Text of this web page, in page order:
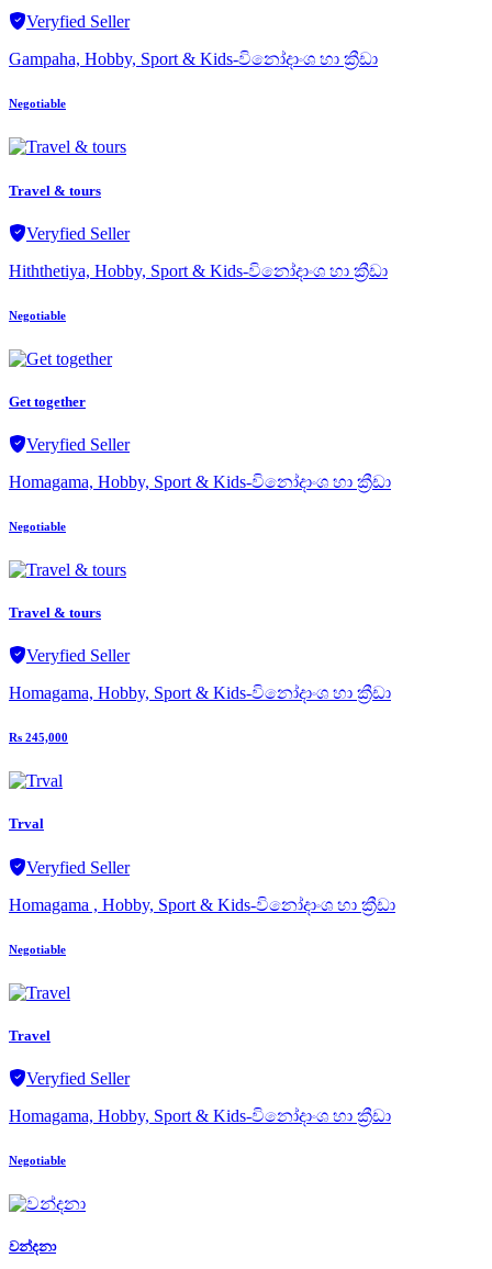
Veryfied Seller
Gampaha, Hobby, Sport & Kids-විනෝදාංශ හා ක්‍රීඩා
Negotiable
Travel & tours
Veryfied Seller
Hiththetiya, Hobby, Sport & Kids-විනෝදාංශ හා ක්‍රීඩා
Negotiable
Get together
Veryfied Seller
Homagama, Hobby, Sport & Kids-විනෝදාංශ හා ක්‍රීඩා
Negotiable
Travel & tours
Veryfied Seller
Homagama, Hobby, Sport & Kids-විනෝදාංශ හා ක්‍රීඩා
Rs 245,000
Trval
Veryfied Seller
Homagama , Hobby, Sport & Kids-විනෝදාංශ හා ක්‍රීඩා
Negotiable
Travel
Veryfied Seller
Homagama, Hobby, Sport & Kids-විනෝදාංශ හා ක්‍රීඩා
Negotiable
වන්දනා